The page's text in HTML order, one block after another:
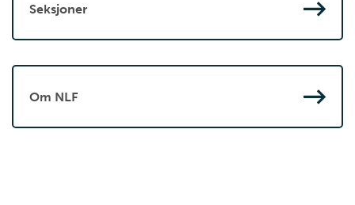
Seksjoner
Om NLF